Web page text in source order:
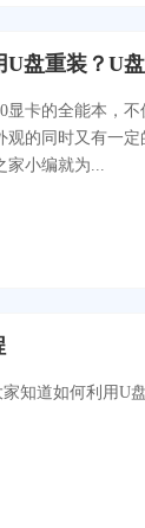
U盘重装？U
显卡的全能本，
观的同时又有一
家小编就为...
知道如何利用U